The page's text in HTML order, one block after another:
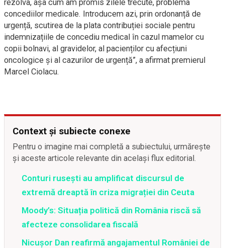
rezolva, așa cum am promis zilele trecute, problema
concediilor medicale. Introducem azi, prin ordonanță de
urgență, scutirea de la plata contribuției sociale pentru
indemnizațiile de concediu medical în cazul mamelor cu
copii bolnavi, al gravidelor, al pacienților cu afecțiuni
oncologice și al cazurilor de urgență”, a afirmat premierul
Marcel Ciolacu.
Context și subiecte conexe
Pentru o imagine mai completă a subiectului, urmărește
și aceste articole relevante din același flux editorial.
Conturi rusești au amplificat discursul de
extremă dreaptă în criza migrației din Ceuta
Moody’s: Situația politică din România riscă să
afecteze consolidarea fiscală
Nicușor Dan reafirmă angajamentul României de